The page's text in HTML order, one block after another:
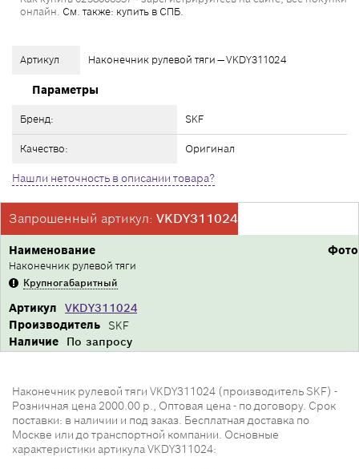
Артикул Наконечник рулевой тяги — VKDY311024
Параметры
Бренд: SKF
Качество: Оригинал
Нашли неточность в описании товара?
онлайн. См. также: купить в СПБ.
Запрошенный артикул: VKDY311024
Фото
Производитель SKF
Артикул VKDY311024
Наименование
Наконечник рулевой тяги
Крупногабаритный
Наличие По запросу
Наконечник рулевой тяги VKDY311024 (производитель SKF) -
Розничная цена 2000.00 р., Оптовая цена - по договору. Срок
поставки: в наличии и под заказ. Бесплатная доставка по
Москве или до транспортной компании. Основные
характеристики артикула VKDY311024: